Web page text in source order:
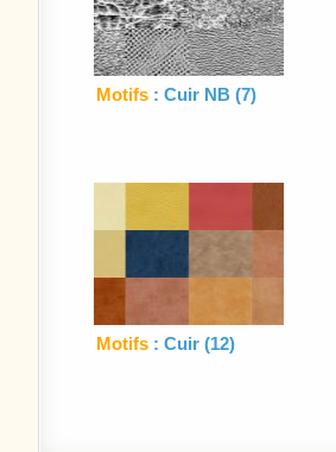
Motifs : Cuir NB (7)
Motifs : Cuir (12)